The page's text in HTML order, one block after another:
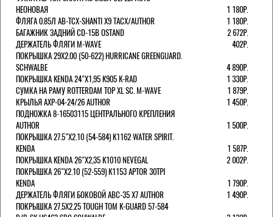
НЕОНОВАЯ
1 180Р.
ФЛЯГА 0.85Л AB-TCX-SHANTI X9 TACX/AUTHOR
1 180Р.
БАГАЖНИК ЗАДНИЙ CD-15B OSTAND
2 672Р.
ДЕРЖАТЕЛЬ ФЛЯГИ M-WAVE
402Р.
ПОКРЫШКА 29X2.00 (50-622) HURRICANE GREENGUARD.
SCHWALBE
4 890Р.
ПОКРЫШКА KENDA 24"Х1,95 K905 K-RAD
1 330Р.
СУМКА НА РАМУ ROTTERDAM TOP XL SC. M-WAVE
1 879Р.
КРЫЛЬЯ AXP-04-24/26 AUTHOR
1 450Р.
ПОДНОЖКА 8-16503115 ЦЕНТРАЛЬНОГО КРЕПЛЕНИЯ
AUTHOR
1 500Р.
ПОКРЫШКА 27.5"Х2.10 (54-584) K1162 WATER SPIRIT.
KENDA
1 587Р.
ПОКРЫШКА KENDA 26"Х2,35 K1010 NEVEGAL
2 002Р.
ПОКРЫШКА 26"Х2.10 (52-559) K1153 APTOR 30TPI
KENDA
1 790Р.
ДЕРЖАТЕЛЬ ФЛЯГИ БОКОВОЙ ABC-35 X7 AUTHOR
1 490Р.
ПОКРЫШКА 27.5X2.25 TOUGH TOM K-GUARD 57-584